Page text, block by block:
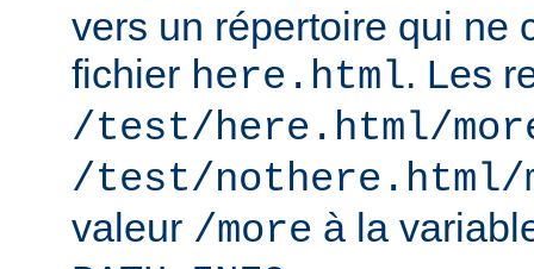
vers un répertoire qui ne
fichier here.html. Les
/test/here.html/
/test/nothere.html/
valeur /more à la